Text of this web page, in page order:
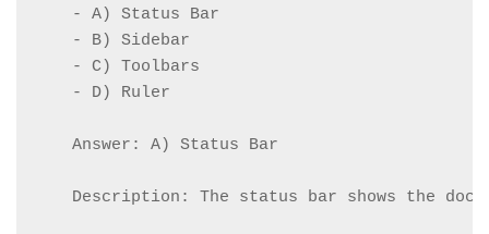
    - A) Status Bar
    - B) Sidebar
    - C) Toolbars
    - D) Ruler
    Answer: A) Status Bar
Description: The status bar shows the